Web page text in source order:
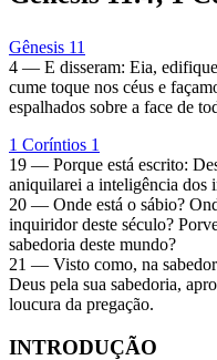
Gênesis 11
4 — E disseram: Eia,
cume toque nos céus e
espalhados sobre a face de
1 Coríntios 1
19 — Porque está escrito:
aniquilarei a inteligência dos
20 — Onde está o sábio?
inquiridor deste século?
sabedoria deste mundo?
21 — Visto como, na
Deus pela sua sabedoria,
loucura da pregação.
INTRODUÇÃO